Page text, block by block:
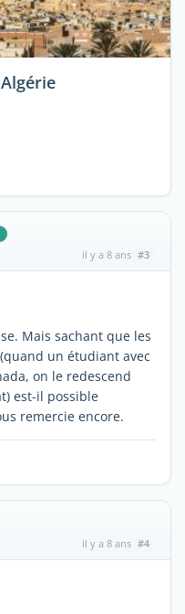
il y a 8 ans #3
Mais sachant que les
un étudiant avec
on le redescend
est-il possible
remercie encore.
il y a 8 ans #4